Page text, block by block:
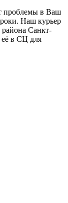
проблемы в Ваш
Наш курьер
Санкт-
её в СЦ для